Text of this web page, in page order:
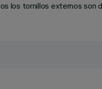
los tornillos externos son